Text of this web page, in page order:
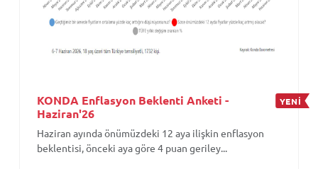
KONDA Enflasyon Beklenti Anketi -
Haziran'26
YENİ
Haziran ayında önümüzdeki 12 aya ilişkin enflasyon
beklentisi, önceki aya göre 4 puan geriley...